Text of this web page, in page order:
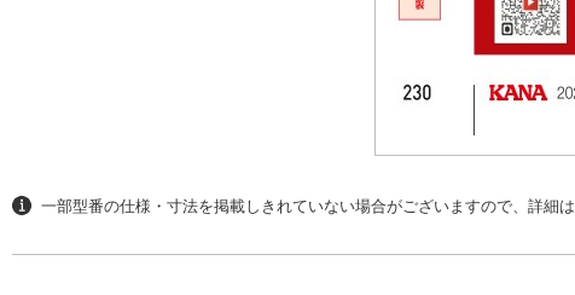
一部型番の仕様・寸法を掲載しきれていない場合がございますので、詳細は